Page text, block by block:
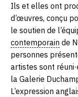
Ils et elles ont
d’œuvres, conçu
le soutien de
contemporain de
personnes
artistes sont
la Galerie
L’expression